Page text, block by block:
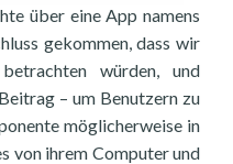
über eine App namens
gekommen, dass wir
würden, und
– um Benutzern zu
möglicherweise in
von ihrem Computer und